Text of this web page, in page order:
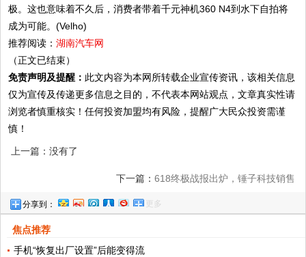
极。这也意味着不久后，消费者带着千元神机360 N4到水下自拍将
成为可能。(Velho)
推荐阅读：湖南汽车网
（正文已结束）
免责声明及提醒： 此文内容为本网所转载企业宣传资讯，该相关信息
仅为宣传及传递更多信息之目的，不代表本网站观点，文章真实性请
浏览者慎重核实！任何投资加盟均有风险，提醒广大民众投资需谨
慎！
上一篇：没有了
下一篇： 618终极战报出炉，锤子科技销售
分享到： 更多
焦点推荐
手机“恢复出厂设置”后能变得流